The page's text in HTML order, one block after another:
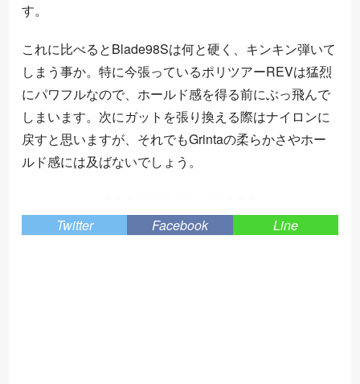
す。
これに比べるとBlade98Sは何と硬く、キンキン弾いて
しまう事か。特に今張っているポリツアーREVは猛烈
にパワフルなので、ホールド感を得る前にぶっ飛んで
しまいます。次にガットを張り換える際はナイロンに
戻すと思いますが、それでもGrintaの柔らかさやホー
ルド感には及ばないでしょう。
Twitter
Facebook Line